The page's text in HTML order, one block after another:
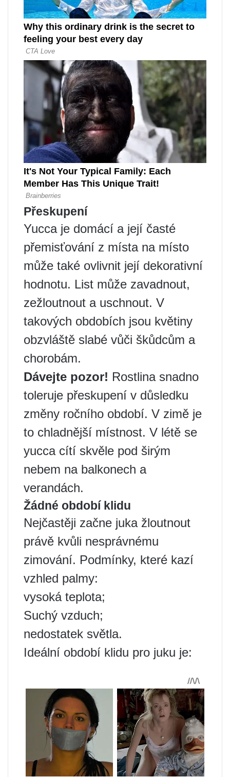
Přeskupení
Yucca je domácí a její časté
přemisťování z místa na místo
může také ovlivnit její dekorativní
hodnotu. List může zavadnout,
zežloutnout a uschnout. V
takových obdobích jsou květiny
obzvláště slabé vůči škůdcům a
chorobám.
Dávejte pozor! Rostlina snadno
toleruje přeskupení v důsledku
změny ročního období. V zimě je
to chladnější místnost. V létě se
yucca cítí skvěle pod širým
nebem na balkonech a
verandách.
Žádné období klidu
Nejčastěji začne juka žloutnout
právě kvůli nesprávnému
zimování. Podmínky, které kazí
vzhled palmy:
vysoká teplota;
Suchý vzduch;
nedostatek světla.
Ideální období klidu pro juku je: